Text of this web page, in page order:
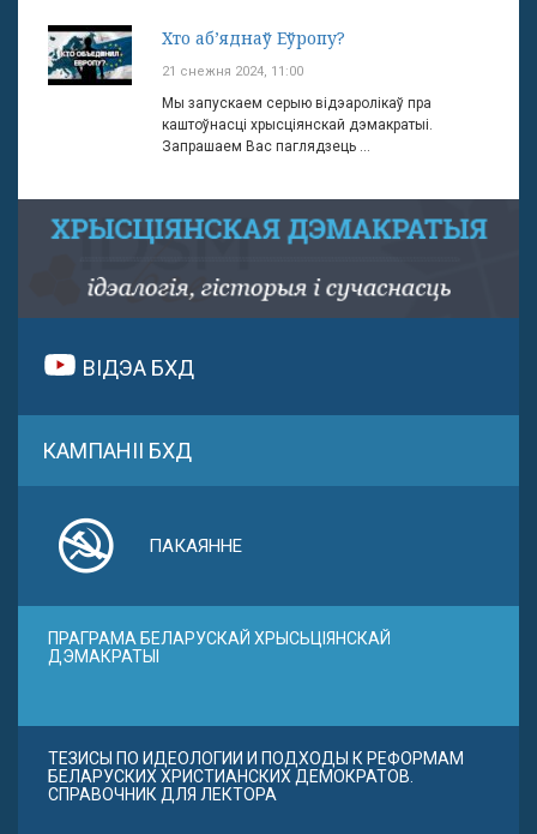
Хто аб’яднаў Еўропу?
21 снежня 2024, 11:00
Мы запускаем серыю відэаролікаў пра
каштоўнасці хрысціянскай дэмакратыі.
Запрашаем Вас паглядзець ...
ВІДЭА БХД
КАМПАНІІ БХД
ПАКАЯННЕ
ПРАГРАМА БЕЛАРУСКАЙ ХРЫСЬЦІЯНСКАЙ
ДЭМАКРАТЫІ
ТЕЗИСЫ ПО ИДЕОЛОГИИ И ПОДХОДЫ К РЕФОРМАМ
БЕЛАРУСКИХ ХРИСТИАНСКИХ ДЕМОКРАТОВ.
СПРАВОЧНИК ДЛЯ ЛЕКТОРА